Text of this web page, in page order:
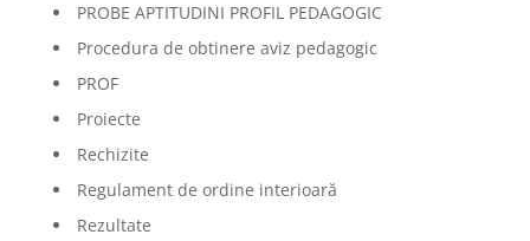
PROBE APTITUDINI PROFIL PEDAGOGIC
Procedura de obtinere aviz pedagogic
PROF
Proiecte
Rechizite
Regulament de ordine interioară
Rezultate